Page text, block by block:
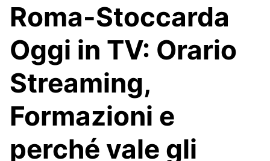
Roma-Stoccarda
Oggi in TV: Orario
Streaming,
Formazioni e
perché vale gli